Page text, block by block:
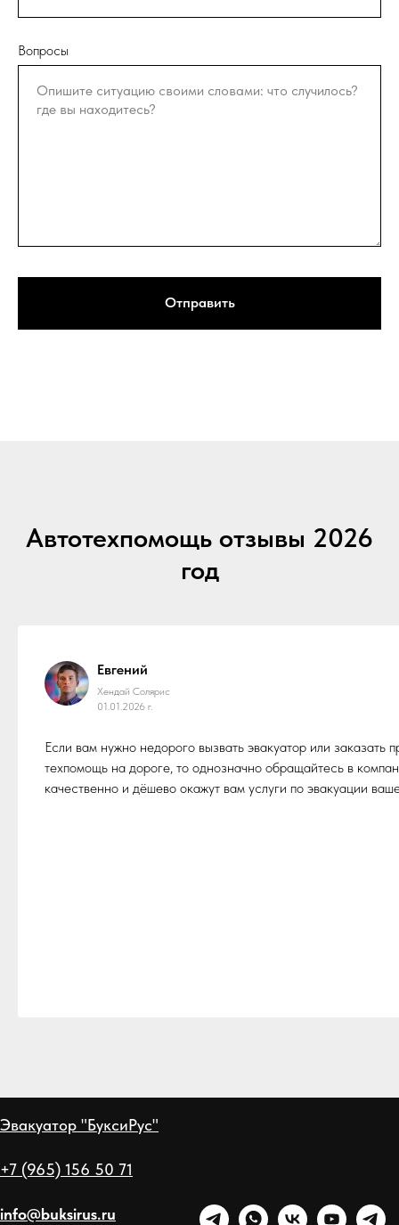
Вопросы
Отправить
Автотехпомощь отзывы 2026
год
Евгений
Хендай Солярис
01.01.2026 г.
Если вам нужно недорого вызвать эвакуатор или заказать
техпомощь на дороге, то однозначно обращайтесь в
качественно и дёшево окажут вам услуги по эвакуации
Эвакуатор "БуксиРус"
+7 (965) 156 50 71
info@buksirus.ru